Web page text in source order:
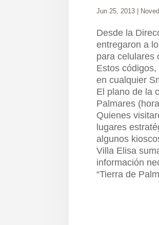
Jun 25, 2013
Desde la
entregaron a
para celulares
Estos
en cualquier
El plano de la
Palmares
Quienes
lugares
algunos
Villa Elisa
información
“Tierra de